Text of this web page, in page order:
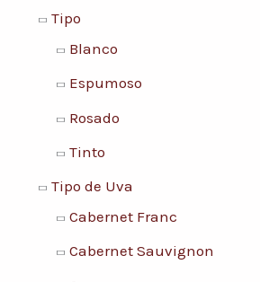
Tipo
Blanco
Espumoso
Rosado
Tinto
Tipo de Uva
Cabernet Franc
Cabernet Sauvignon